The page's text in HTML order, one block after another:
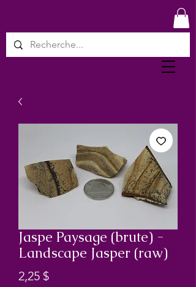
Jaspe Paysage (brute) -
Landscape Jasper (raw)
2,25 $Prix